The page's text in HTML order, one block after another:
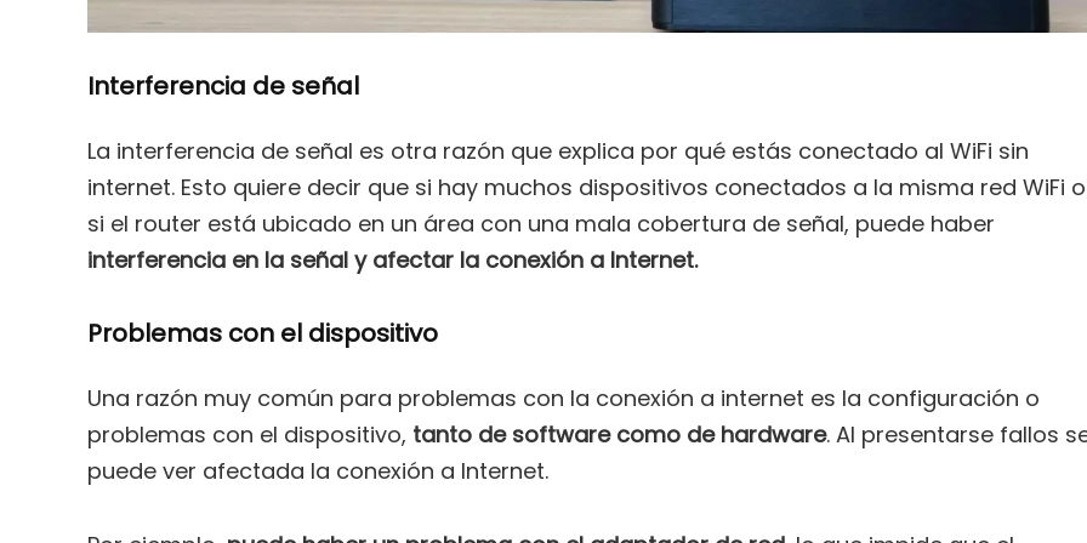
Interferencia de señal
La interferencia de señal es otra razón que explica por qué estás conectado al WiFi sin
internet. Esto quiere decir que si hay muchos dispositivos conectados a la misma red WiFi o
si el router está ubicado en un área con una mala cobertura de señal, puede haber
interferencia en la señal y afectar la conexión a Internet.
Problemas con el dispositivo
Una razón muy común para problemas con la conexión a internet es la configuración o
problemas con el dispositivo, tanto de software como de hardware. Al presentarse fallos
puede ver afectada la conexión a Internet.